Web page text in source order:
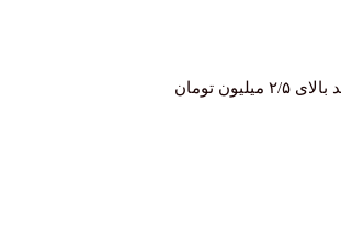
تومان